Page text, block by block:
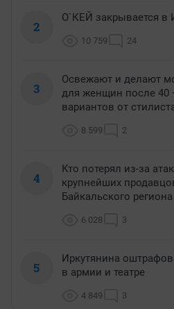
2
О`КЕЙ закрывается в
10 759 24
3
Освежают и делают
для женщин после 40
вариантов от
8 599 2
4
Кто потерял из-за
крупнейших
Байкальского региона
6 028 3
5
Иркутянина
в армии и театре
4 849 3